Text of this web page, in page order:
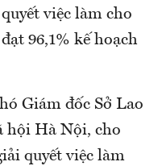
việc làm cho
96,1% kế hoạch
Giám đốc Sở Lao
hội Hà Nội, cho
quyết việc làm